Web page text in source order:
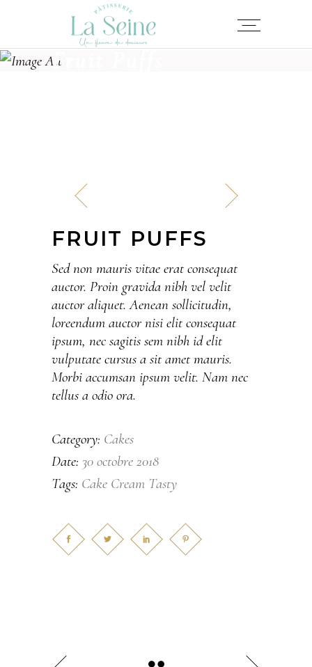
Fruit Puffs
FRUIT PUFFS
Sed non mauris vitae erat consequat
auctor. Proin gravida nibh vel velit
auctor aliquet. Aenean sollicitudin,
loreendum auctor nisi elit consequat
ipsum, nec sagitis sem nibh id elit
vulputate cursus a sit amet mauris.
Morbi accumsan ipsum velit. Nam nec
tellus a odio ora.
Category: Cakes
Date: 30 octobre 2018
Tags: Cake Cream Tasty